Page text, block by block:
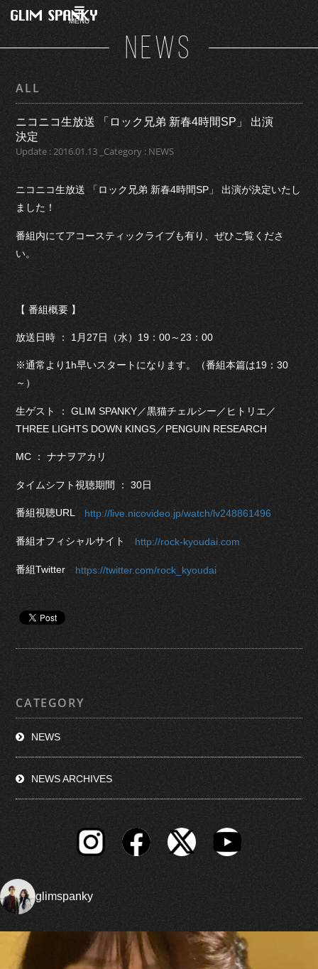
MENU
NEWS
ALL
ニコニコ生放送 「ロック兄弟 新春4時間SP」 出演
決定
Update : 2016.01.13 _Category : NEWS
ニコニコ生放送 「ロック兄弟 新春4時間SP」 出演が決定いたし
ました！
番組内にてアコースティックライブも有り、ぜひご覧くださ
い。
【 番組概要 】
放送日時 ： 1月27日（水）19：00～23：00
※通常より1h早いスタートになります。（番組本篇は19：30
～）
生ゲスト ： GLIM SPANKY／黒猫チェルシー／ヒトリエ／
THREE LIGHTS DOWN KINGS／PENGUIN RESEARCH
MC ： ナナヲアカリ
タイムシフト視聴期間 ： 30日
番組視聴URL http://live.nicovideo.jp/watch/lv248861496
番組オフィシャルサイト http://rock-kyoudai.com
番組Twitter https://twitter.com/rock_kyoudai
CATEGORY
NEWS
NEWS ARCHIVES
glimspanky